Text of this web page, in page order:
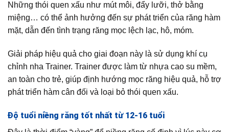
Những thói quen xấu như mút môi, đẩy lưỡi, thở bằng
miệng… có thể ảnh hưởng đến sự phát triển của răng hàm
mặt, dẫn đến tình trạng răng mọc lệch lạc, hô, móm.
Giải pháp hiệu quả cho giai đoạn này là sử dụng khí cụ
chỉnh nha Trainer. Trainer được làm từ nhựa cao su mềm,
an toàn cho trẻ, giúp định hướng mọc răng hiệu quả, hỗ trợ
phát triển hàm cân đối và loại bỏ thói quen xấu.
Độ tuổi niềng răng tốt nhất từ 12-16 tuổi